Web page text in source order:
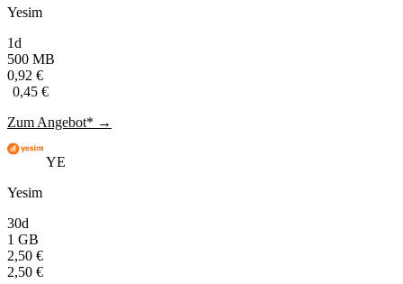
Yesim
1d
500 MB
0,92 €
0,45 €
Zum Angebot* →
YE
Yesim
30d
1 GB
2,50 €
2,50 €